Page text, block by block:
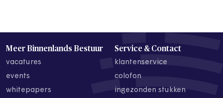
Meer Binnenlands Bestuur
vacatures
events
whitepapers
Service & Contact
klantenservice
colofon
ingezonden stukken